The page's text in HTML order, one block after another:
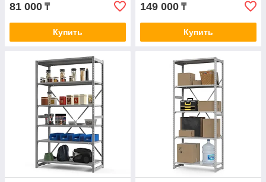
81 000 ₸
Купить
149 000 ₸
Купить